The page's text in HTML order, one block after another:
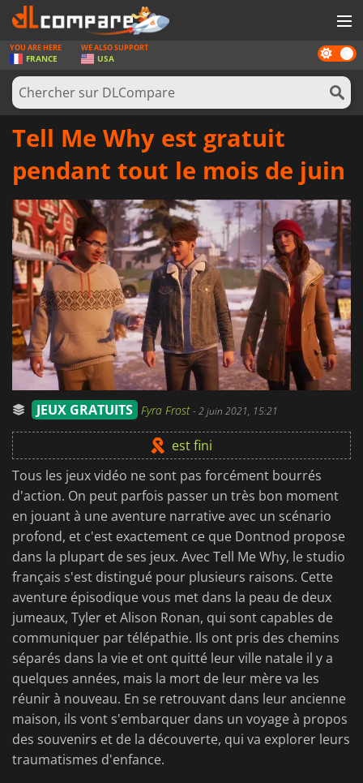
JEUX
CARTES PRÉPAYÉES
LOGICIELS
MATÉRIEL
NEWS
SE CONNECTER OU S'INSCRIRE
Dark
mode
YOU ARE HERE
FRANCE
WE ALSO SUPPORT
USA
Tell Me Why est gratuit
pendant tout le mois de juin
JEUX GRATUITS Fyra Frost-2 juin 2021, 15:21
est fini
Tous les jeux vidéo ne sont pas forcément bourrés
d'action. On peut parfois passer un très bon moment
en jouant à une aventure narrative avec un scénario
profond, et c'est exactement ce que Dontnod propose
dans la plupart de ses jeux. Avec Tell Me Why, le studio
français s'est distingué pour plusieurs raisons. Cette
aventure épisodique vous met dans la peau de deux
jumeaux, Tyler et Alison Ronan, qui sont capables de
communiquer par télépathie. Ils ont pris des chemins
séparés dans la vie et ont quitté leur ville natale il y a
quelques années, mais la mort de leur mère va les
réunir à nouveau. En se retrouvant dans leur ancienne
maison, ils vont s'embarquer dans un voyage à propos
des souvenirs et de la découverte, qui va explorer leurs
traumatismes d'enfance.